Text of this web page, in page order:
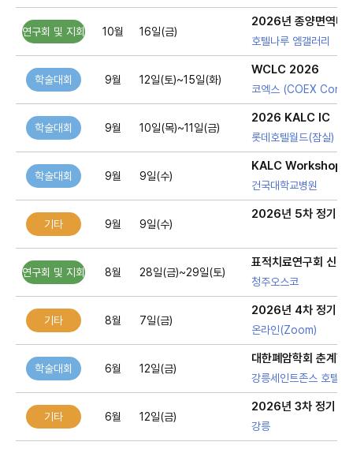
연구회 및 지회 10월 16일(금)
2026년 종양면역다
호텔나루 엠갤러리
학술대회 9월 12일(토)~15일(화)
WCLC 2026
코엑스 (COEX
학술대회 9월 10일(목)~11일(금)
2026 KALC IC
롯데호텔월드(잠실)
학술대회 9월 9일(수)
KALC Workshop
건국대학교병원
기타 9월 9일(수)
2026년 5차 정기 이
연구회 및 지회 8월 28일(금)~29일(토)
표적치료연구회 신진
청주오스코
기타 8월 7일(금)
2026년 4차 정기 이
온라인(Zoom)
학술대회 6월 12일(금)
대한폐암학회 춘계학
강릉세인트존스 호텔
기타 6월 12일(금)
2026년 3차 정기 이
강릉